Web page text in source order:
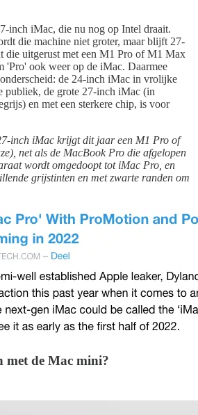
inch iMac, die nu nog op Intel draait.
die machine niet groter, maar blijft 27-
die uitgerust met een M1 Pro of M1 Max
'Pro' ook weer op de iMac. Daarmee
de 24-inch iMac in vrolijke
publiek, de grote 27-inch iMac (in
en met een sterkere chip, is voor
inch iMac krijgt dit jaar een M1 Pro of
net als de MacBook Pro die afgelopen
wordt omgedoopt tot iMac Pro, en
grijstinten en met zwarte randen om
met de Mac mini?